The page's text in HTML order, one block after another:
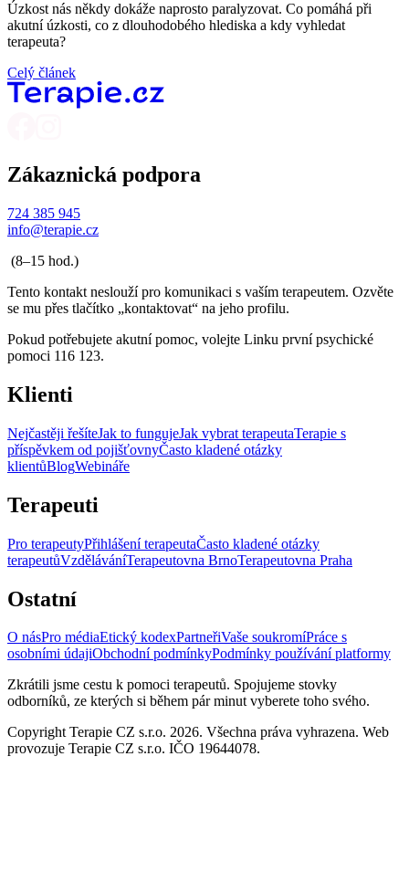
Úzkost nás někdy dokáže naprosto paralyzovat. Co pomáhá při
akutní úzkosti, co z dlouhodobého hlediska a kdy vyhledat
terapeuta?
Celý článek
Zákaznická podpora
724 385 945
info@terapie.cz
(8–15 hod.)
Tento kontakt neslouží pro komunikaci s vaším terapeutem. Ozvěte
se mu přes tlačítko „kontaktovat“ na jeho profilu.
Pokud potřebujete akutní pomoc, volejte Linku první psychické
pomoci 116 123.
Klienti
Nejčastěji řešíteJak to fungujeJak vybrat terapeutaTerapie s
příspěvkem od pojišťovnyČasto kladené otázky
klientůBlogWebináře
Terapeuti
Pro terapeutyPřihlášení terapeutaČasto kladené otázky
terapeutůVzděláváníTerapeutovna BrnoTerapeutovna Praha
Ostatní
O násPro médiaEtický kodexPartneřiVaše soukromíPráce s
osobními údajiObchodní podmínkyPodmínky používání platformy
Zkrátili jsme cestu k pomoci terapeutů. Spojujeme stovky
odborníků, ze kterých si během pár minut vyberete toho svého.
Copyright Terapie CZ s.r.o. 2026. Všechna práva vyhrazena. Web
provozuje Terapie CZ s.r.o. IČO 19644078.